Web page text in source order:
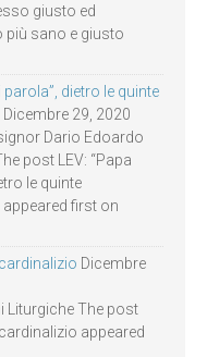
giusto ed
più sano e giusto
parola”, dietro le quinte
Dicembre 29, 2020
Dario Edoardo
post LEV: “Papa
le quinte
first on
Dicembre
Liturgiche The post
appeared